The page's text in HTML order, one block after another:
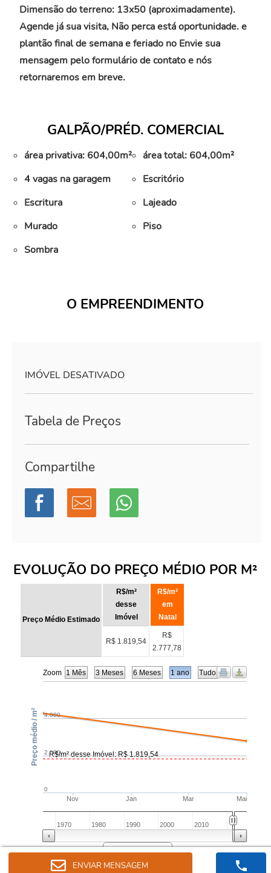
Dimensão do terreno: 13x50 (aproximadamente).
Agende já sua visita, Não perca está oportunidade. e
plantão final de semana e feriado no Envie sua
mensagem pelo formulário de contato e nós
retornaremos em breve.
GALPÃO/PRÉD. COMERCIAL
área privativa: 604,00m²
área total: 604,00m²
4 vagas na garagem
Escritório
Escritura
Lajeado
Murado
Piso
Sombra
O EMPREENDIMENTO
IMÓVEL DESATIVADO
Tabela de Preços
Compartilhe
EVOLUÇÃO DO PREÇO MÉDIO POR M²
ENVIAR MENSAGEM